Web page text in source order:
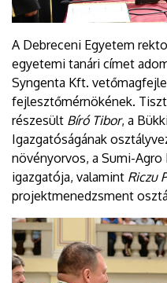
A Debreceni Egyetem
egyetemi tanári címet
Syngenta Kft.
fejlesztőmérnökének.
részesült Bíró Tibor, a
Igazgatóságának
növényorvos, a Sumi-
igazgatója, valamint Riczu
projektmenedzsment